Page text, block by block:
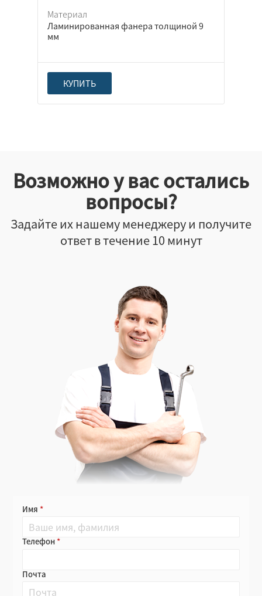
Материал
Ламинированная фанера толщиной 9
мм
КУПИТЬ
Возможно у вас остались
вопросы?
Задайте их нашему менеджеру и получите
ответ в течение 10 минут
Имя
Телефон
Почта